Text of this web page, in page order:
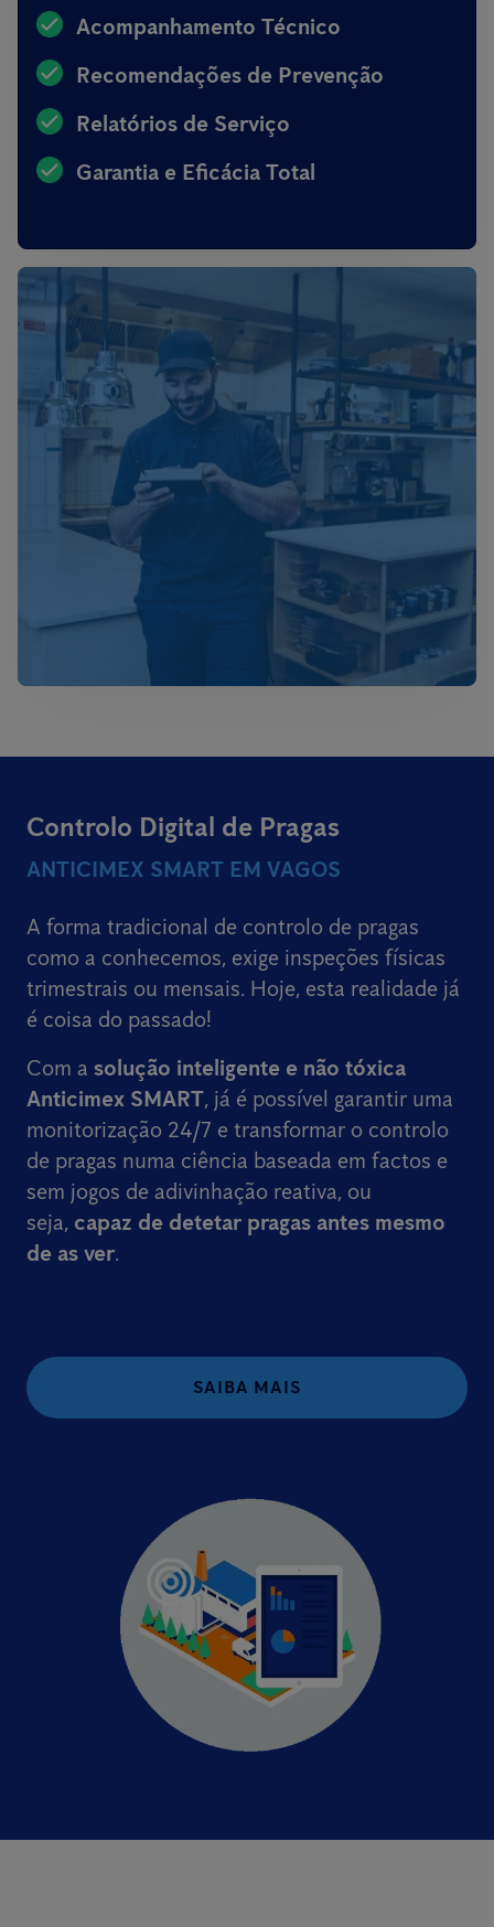
Acompanhamento Técnico
Recomendações de Prevenção
Relatórios de Serviço
Garantia e Eficácia Total
Controlo Digital de Pragas
ANTICIMEX SMART EM VAGOS
A forma tradicional de controlo de pragas
como a conhecemos, exige inspeções físicas
trimestrais ou mensais. Hoje, esta realidade já
é coisa do passado!
Com a solução inteligente e não tóxica
Anticimex SMART, já é possível garantir uma
monitorização 24/7 e transformar o controlo
de pragas numa ciência baseada em factos e
sem jogos de adivinhação reativa, ou
seja, capaz de detetar pragas antes mesmo
de as ver.
SAIBA MAIS